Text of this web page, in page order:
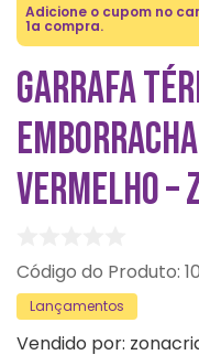
Adicione o cupom no
1a compra.
GARRAFA
VERMELHO –
:
Lançamentos
Vendido por: